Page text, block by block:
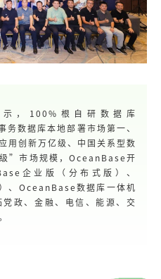
，100%根自研数据库
数据库本地部署市场第一、
用创新万亿级、中国关系型数
”市场规模，OceanBase开
企业版（分布式版）、
、OceanBase数据库一体机
政、金融、电信、能源、交